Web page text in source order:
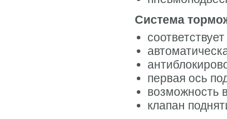
Система
первая ось
возможность
клапан